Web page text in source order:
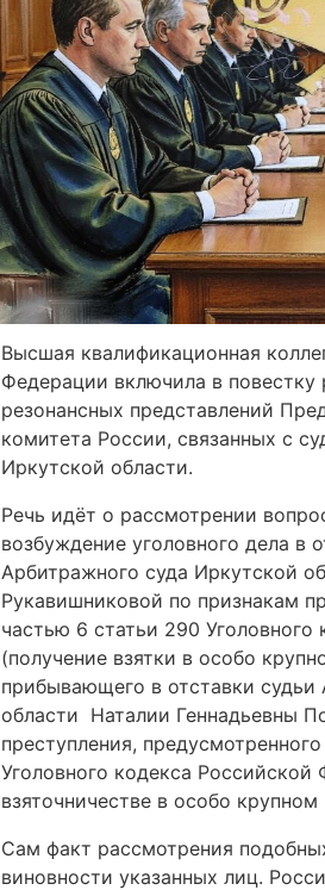
Высшая квалификационная
Федерации включила в повестку
резонансных представлений
комитета России, связанных с
Иркутской области.
Речь идёт о рассмотрении
возбуждение уголовного дела в
Арбитражного суда Иркутской
Рукавишниковой по признакам
частью 6 статьи 290
(получение взятки в особо
прибывающего в отставки
области Наталии Геннадьевны
преступления,
Уголовного кодекса
взяточничестве в особо крупном
Сам факт рассмотрения
виновности указанных лиц.